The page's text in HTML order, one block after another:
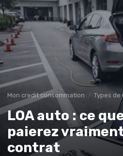
Mon credit consommation Types de
LOA auto : ce
paierez
contrat